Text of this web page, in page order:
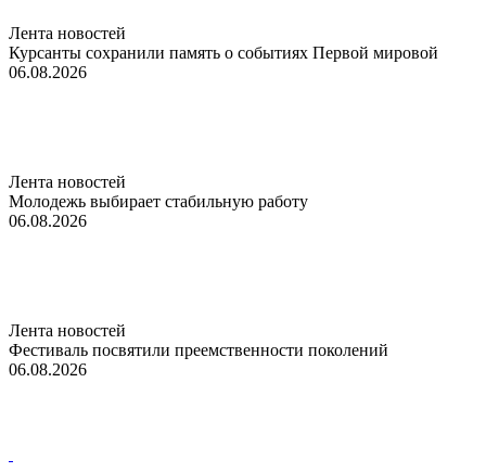
Лента новостей
Курсанты сохранили память о событиях Первой мировой
06.08.2026
Лента новостей
Молодежь выбирает стабильную работу
06.08.2026
Лента новостей
Фестиваль посвятили преемственности поколений
06.08.2026